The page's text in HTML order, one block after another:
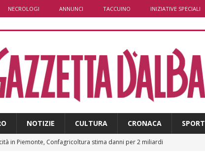
NECROLOGI ANNUNCI TACCUINO INIZIATIVE SPECIALI
NOTIZIE CULTURA CRONACA SPORT
in Piemonte, Confagricoltura stima danni per 2 miliardi